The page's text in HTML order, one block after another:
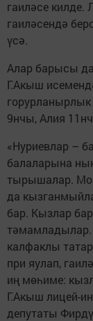
гаиләсе килде.
гаиләсендә
үсә.
Алар барысы
Г.Акыш
9нчы, Алия
«Нуриевлар –
балаларына
тырышалар.
да
бар. Кызлар
тәмамладылар.
калфаклы
при яулап,
иң мөһиме:
Г.Акыш лицей-
депутаты